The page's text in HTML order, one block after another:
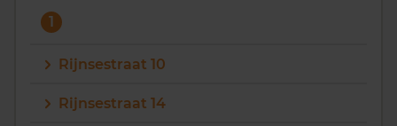
1
Rijnsestraat 10
Rijnsestraat 14